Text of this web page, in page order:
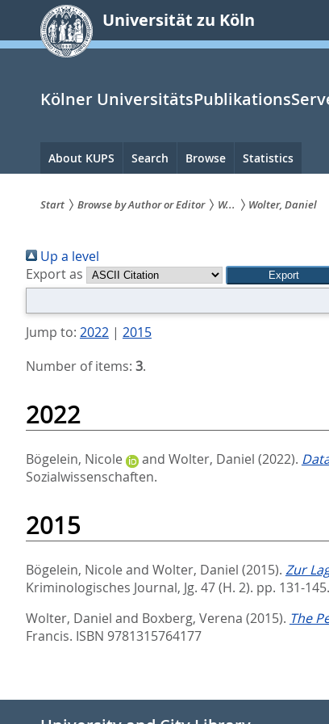
springen
Universität zu Köln
Kölner
Hauptnavigation
About KUPS Search Browse Statistics
sind
hier:
Start Browse by Author or Editor W... Wolter, Daniel
Up a level
Export as
Jump to: 2022| 2015
Number of items: 3.
2022
Bögelein, Nicole and Wolter, Daniel (2022).
Sozialwissenschaften.
2015
Bögelein, Nicole and Wolter, Daniel (2015). Zur
Kriminologisches Journal, Jg. 47 (H. 2). pp. 131-145.
Wolter, Daniel and Boxberg, Verena (2015). The
Francis. ISBN 9781315764177